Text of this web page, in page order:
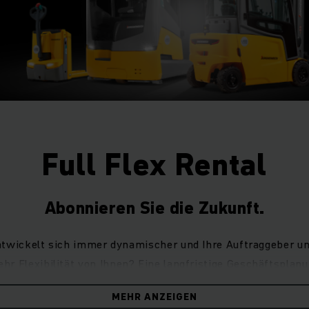
Full Flex Rental
Abonnieren Sie die Zukunft.
sich immer dynamischer und Ihre Auftraggeber
und scheint manchmal nahezu
wenn Sie die Möglichkeit hätten, Ihre Staplerflotte zu
MEHR ANZEIGEN